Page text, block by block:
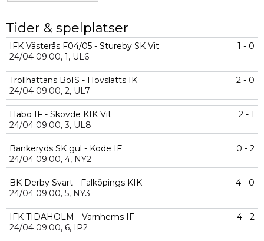
Tider & spelplatser
IFK Västerås F04/05 - Stureby SK Vit
1 - 0
24/04 09:00, 1, UL6
Trollhättans BoIS - Hovslätts IK
2 - 0
24/04 09:00, 2, UL7
Habo IF - Skövde KIK Vit
2 - 1
24/04 09:00, 3, UL8
Bankeryds SK gul - Kode IF
0 - 2
24/04 09:00, 4, NY2
BK Derby Svart - Falköpings KIK
4 - 0
24/04 09:00, 5, NY3
IFK TIDAHOLM - Varnhems IF
4 - 2
24/04 09:00, 6, IP2